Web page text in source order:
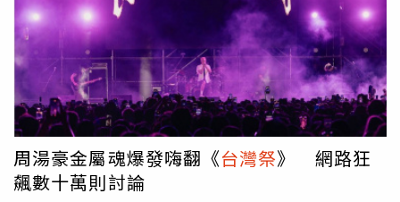
期間出現疑似症狀，應立即撥打1922防疫專線，由衛生單
位協助就醫。疾管署強調，相關邊境管制措施將依據國際疫
情變化及國內防疫風險進行滾動式調整，也再次呼籲民眾避
免前往剛果民主共和國及烏干達等疫情流行地區從事非必要
旅遊，以降低感染風險。
（Tainan Select）」專區，展售鳳梨酥、芒果與鳳梨果乾、
虱目魚酥、肉燥及芝麻糕等台南特色伴手禮，進一步提升台
南農漁產品在日本市場的曝光度。除東京場外，黃偉哲也前
往群馬縣太田市，參與同步舉行的「
台灣祭
in群馬太田2026
—台南燈會—」，並於現場發送台南果乾供民眾試吃，吸引
不少人潮參與，反應熱烈。台南市府表示，期盼透過此類國
際行銷活動，持續深化台南與日本市場的交流合作，並提升
農漁特產品外銷成效。
周湯豪金屬魂爆發嗨翻《台灣祭》 網路狂
飆數十萬則討論